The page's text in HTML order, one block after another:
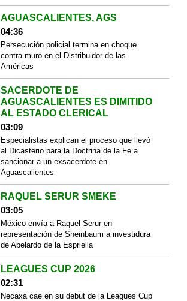
AGUASCALIENTES, AGS
04:36
Persecución policial termina en choque
contra muro en el Distribuidor de las
Américas
SACERDOTE DE
AGUASCALIENTES ES DIMITIDO
AL ESTADO CLERICAL
03:09
Especialistas explican el proceso que llevó
al Dicasterio para la Doctrina de la Fe a
sancionar a un exsacerdote en
Aguascalientes
RAQUEL SERUR SMEKE
03:05
México envía a Raquel Serur en
representación de Sheinbaum a investidura
de Abelardo de la Espriella
LEAGUES CUP 2026
02:31
Necaxa cae en su debut de la Leagues Cup